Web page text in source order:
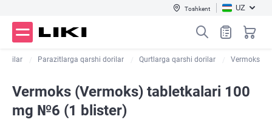
Toshkent UZ
Parazitlarga qarshi dorilar Qurtlarga qarshi dorilar Vermoks
Vermoks (Vermoks) tabletkalari 100
mg №6 (1 blister)